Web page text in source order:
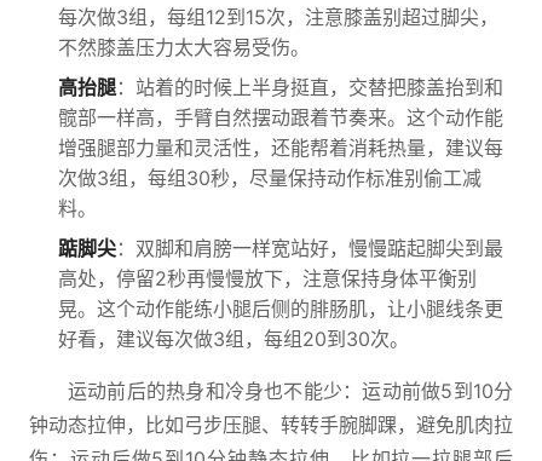
每次做3组，每组12到15次，注意膝盖别超过脚尖，
不然膝盖压力太大容易受伤。
高抬腿：站着的时候上半身挺直，交替把膝盖抬到和
髋部一样高，手臂自然摆动跟着节奏来。这个动作能
增强腿部力量和灵活性，还能帮着消耗热量，建议每
次做3组，每组30秒，尽量保持动作标准别偷工减
料。
踮脚尖：双脚和肩膀一样宽站好，慢慢踮起脚尖到最
高处，停留2秒再慢慢放下，注意保持身体平衡别
晃。这个动作能练小腿后侧的腓肠肌，让小腿线条更
好看，建议每次做3组，每组20到30次。
运动前后的热身和冷身也不能少：运动前做5到10分
钟动态拉伸，比如弓步压腿、转转手腕脚踝，避免肌肉拉